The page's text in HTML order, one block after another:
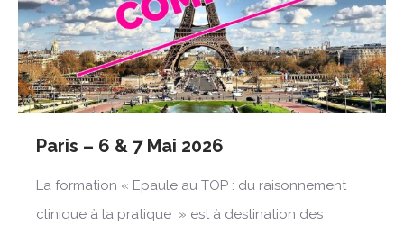
Paris – 6 & 7 Mai 2026
La formation « Epaule au TOP : du raisonnement
clinique à la pratique » est à destination des